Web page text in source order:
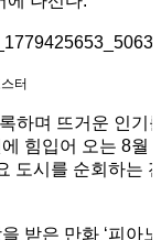
터
하며 뜨거운 인기
힘입어 오는 8월
도시를 순회하는
받은 만화 ‘피아노